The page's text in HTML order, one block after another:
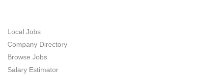
Local Jobs
Company Directory
Browse Jobs
Salary Estimator